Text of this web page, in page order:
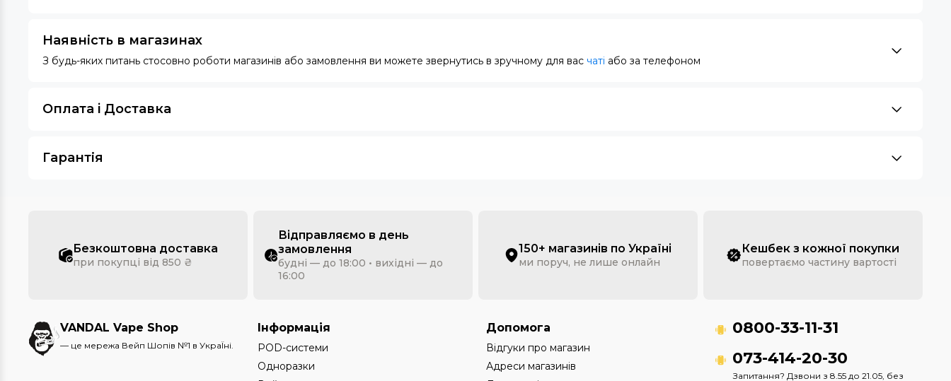
Наявність в магазинах
З будь-яких питань стосовно роботи магазинів або замовлення ви можете звернутись в зручному для вас чаті або за телефоном
Оплата i Доставка
Гарантія
Безкоштовна доставка
при покупці від 850 ₴
Відправляємо в день
замовлення
будні — до 18:00 • вихідні — до
16:00
150+ магазинів по Україні
ми поруч, не лише онлайн
Кешбек з кожної покупки
повертаємо частину вартості
VANDAL Vape Shop
— це мережа Вейп Шопів №1 в УкраЇні.
Інформація
POD-системи
Одноразки
Допомога
Відгуки про магазин
Адреси магазинів
0800-33-11-31
073-414-20-30
Запитання? Дзвони з 8.55 до 21.05, без